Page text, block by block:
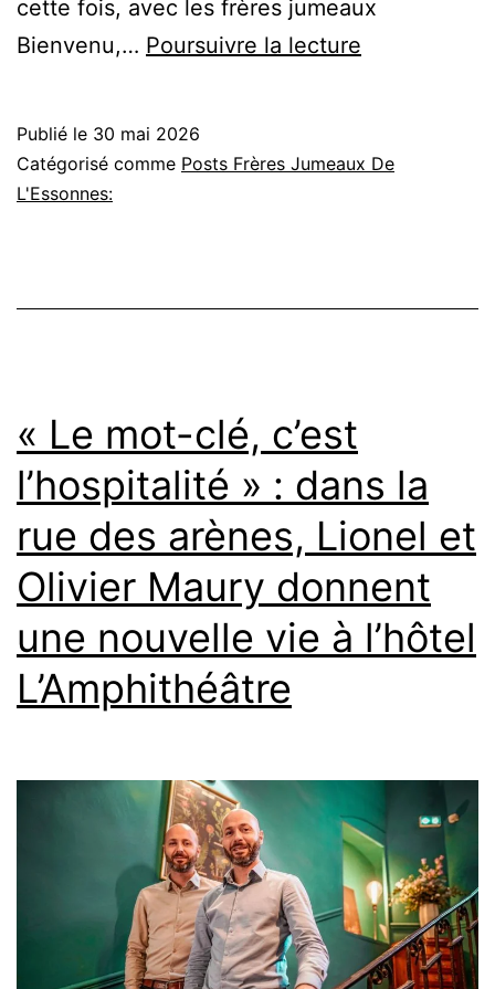
cette fois, avec les frères jumeaux
Bienvenu,… Poursuivre la lecture
une
:
et
Guillaume
Bienvenu,
de
l’Usine
Publié le 30 mai 2026
Catégorisé comme Posts Frères Jumeaux De
L'Essonnes:
« Le mot-clé, c’est
l’hospitalité » : dans la
rue des arènes, Lionel et
Olivier Maury donnent
une nouvelle vie à l’hôtel
L’Amphithéâtre